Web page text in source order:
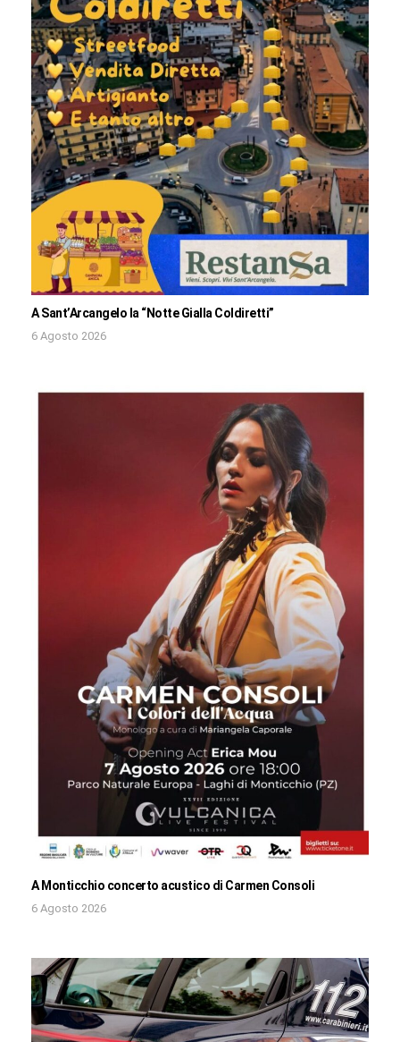
A Sant’Arcangelo la “Notte Gialla Coldiretti”
6 Agosto 2026
A Monticchio concerto acustico di Carmen Consoli
6 Agosto 2026